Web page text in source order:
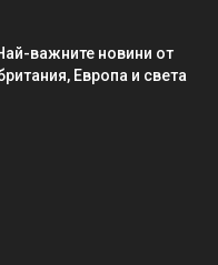
важните новини от
Европа и света